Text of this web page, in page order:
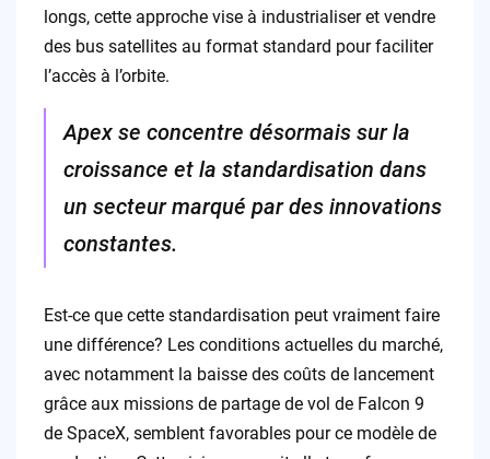
longs, cette approche vise à industrialiser et vendre
des bus satellites au format standard pour faciliter
l’accès à l’orbite.
Apex se concentre désormais sur la
croissance et la standardisation dans
un secteur marqué par des innovations
constantes.
Est-ce que cette standardisation peut vraiment faire
une différence? Les conditions actuelles du marché,
avec notamment la baisse des coûts de lancement
grâce aux missions de partage de vol de Falcon 9
de SpaceX, semblent favorables pour ce modèle de